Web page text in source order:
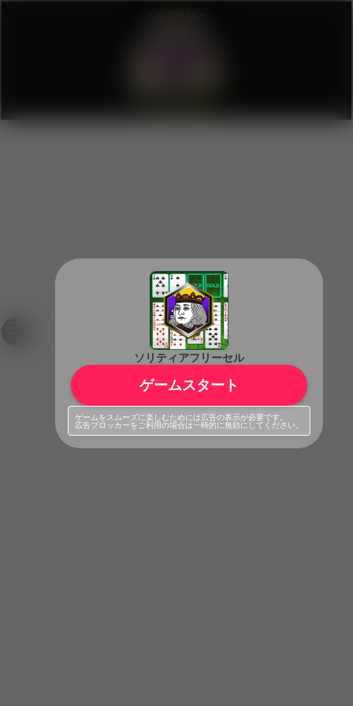
ソリティアフリーセル
ゲームスタート
ゲームをスムーズに楽しむためには広告の表示が必要です。
広告ブロッカーをご利用の場合は一時的に無効にしてください。